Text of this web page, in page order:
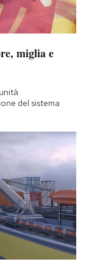
miglia e
del sistema